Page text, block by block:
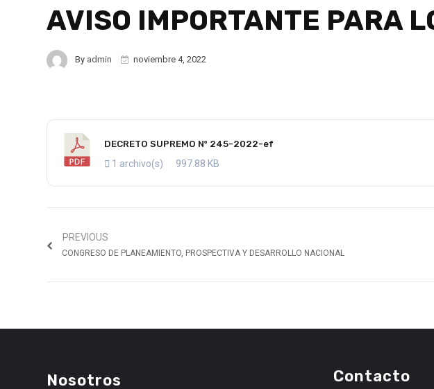
AVISO IMPORTANTE PARA
By admin noviembre 4, 2022
DECRETO SUPREMO Nº 245-2022-ef
1 archivo(s) 997.88 KB
PREVIOUS
CONGRESO DE PLANEAMIENTO, PROSPECTIVA Y DESARROLLO NACIONAL
Nosotros Contacto